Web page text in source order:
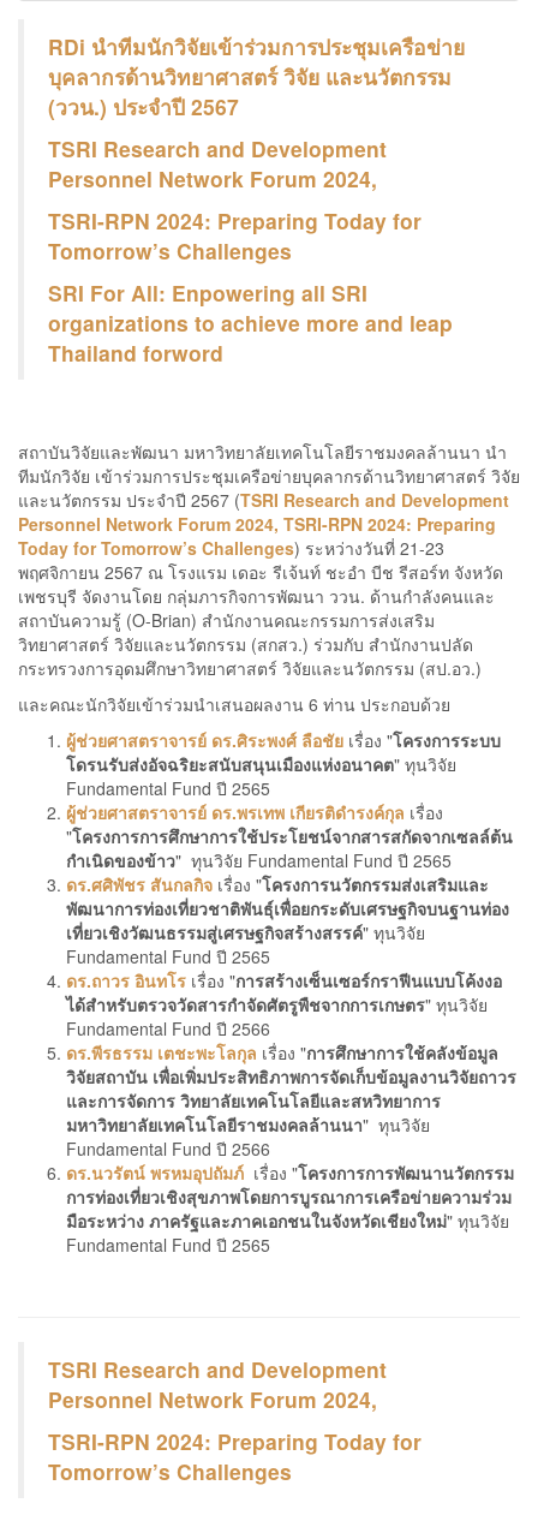
RDi นำทีมนักวิจัยเข้าร่วมการประชุมเครือข่าย
บุคลากรด้านวิทยาศาสตร์ วิจัย และนวัตกรรม
(ววน.) ประจำปี 2567
TSRI Research and Development
Personnel Network Forum 2024,
TSRI-RPN 2024: Preparing Today for
Tomorrow’s Challenges
SRI For All: Enpowering all SRI
organizations to achieve more and leap
Thailand forword
สถาบันวิจัยและพัฒนา มหาวิทยาลัยเทคโนโลยีราชมงคลล้านนา นำ
ทีมนักวิจัย เข้าร่วมการประชุมเครือข่ายบุคลากรด้านวิทยาศาสตร์ วิจัย
และนวัตกรรม ประจำปี 2567 (TSRI Research and Development
Personnel Network Forum 2024, TSRI-RPN 2024: Preparing
Today for Tomorrow’s Challenges) ระหว่างวันที่ 21-23
พฤศจิกายน 2567 ณ โรงแรม เดอะ รีเจ้นท์ ชะอำ บีช รีสอร์ท จังหวัด
เพชรบุรี จัดงานโดย กลุ่มภารกิจการพัฒนา ววน. ด้านกำลังคนและ
สถาบันความรู้ (O-Brian) สำนักงานคณะกรรมการส่งเสริม
วิทยาศาสตร์ วิจัยและนวัตกรรม (สกสว.) ร่วมกับ สำนักงานปลัด
กระทรวงการอุดมศึกษาวิทยาศาสตร์ วิจัยและนวัตกรรม (สป.อว.)
และคณะนักวิจัยเข้าร่วมนำเสนอผลงาน 6 ท่าน ประกอบด้วย
ผู้ช่วยศาสตราจารย์ ดร.ศิระพงศ์ ลือชัย เรื่อง "โครงการระบบ
โดรนรับส่งอัจฉริยะสนับสนุนเมืองแห่งอนาคต" ทุนวิจัย
Fundamental Fund ปี 2565
ผู้ช่วยศาสตราจารย์ ดร.พรเทพ เกียรติดำรงค์กุล เรื่อง
"โครงการการศึกษาการใช้ประโยชน์จากสารสกัดจากเซลล์ต้น
กำเนิดของข้าว" ทุนวิจัย Fundamental Fund ปี 2565
ดร.ศศิพัชร สันกลกิจ เรื่อง "โครงการนวัตกรรมส่งเสริมและ
พัฒนาการท่องเที่ยวชาติพันธุ์เพื่อยกระดับเศรษฐกิจบนฐานท่อง
เที่ยวเชิงวัฒนธรรมสู่เศรษฐกิจสร้างสรรค์" ทุนวิจัย
Fundamental Fund ปี 2565
ดร.ถาวร อินทโร เรื่อง "การสร้างเซ็นเซอร์กราฟีนแบบโค้งงอ
ได้สำหรับตรวจวัดสารกำจัดศัตรูพืชจากการเกษตร" ทุนวิจัย
Fundamental Fund ปี 2566
ดร.พีรธรรม เตชะพะโลกุล เรื่อง "การศึกษาการใช้คลังข้อมูล
วิจัยสถาบัน เพื่อเพิ่มประสิทธิภาพการจัดเก็บข้อมูลงานวิจัยถาวร
และการจัดการ วิทยาลัยเทคโนโลยีและสหวิทยาการ
มหาวิทยาลัยเทคโนโลยีราชมงคลล้านนา" ทุนวิจัย
Fundamental Fund ปี 2566
ดร.นวรัตน์ พรหมอุปถัมภ์ เรื่อง "โครงการการพัฒนานวัตกรรม
การท่องเที่ยวเชิงสุขภาพโดยการบูรณาการเครือข่ายความร่วม
มือระหว่าง ภาครัฐและภาคเอกชนในจังหวัดเชียงใหม่" ทุนวิจัย
Fundamental Fund ปี 2565
TSRI Research and Development
Personnel Network Forum 2024,
TSRI-RPN 2024: Preparing Today for
Tomorrow’s Challenges